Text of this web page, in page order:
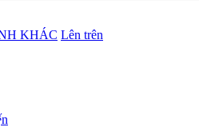
KHÁC Lên trên